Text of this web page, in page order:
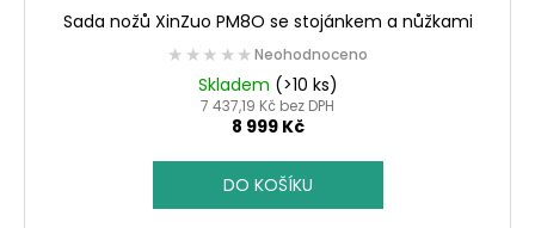
Sada nožů XinZuo PM8O se stojánkem a nůžkami
★★★★★
★★★★★Neohodnoceno
Skladem (>10 ks)
7 437,19 Kč bez DPH
8 999 Kč
DO KOŠÍKU